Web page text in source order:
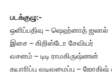
படக்குழு:-
ஒளிப்பதிவு – ஷெஹ்னாத் ஜலால்
இசை – கிறிஸ்டோ சேவியர்
வசனம் – டிடி ராமகிருஷ்ணன்
தயாரிப்பு வடிவமைப்பு –